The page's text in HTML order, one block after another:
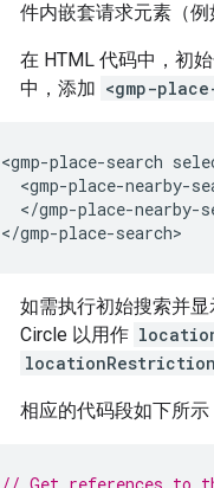
件内嵌套请求元素（例
在 HTML 代码中，初
中，添加 <gmp-
<gmp-place-search
<gmp-place-nearby-
</gmp-place-nearby-
如需执行初始搜索并
Circle 以用作
locationRestriction
相应的代码段如下所示